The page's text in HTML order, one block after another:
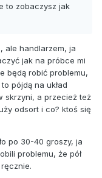
to zobaczysz jak
ale handlarzem, ja
jak na próbce mi
będą robić problemu,
pójdą na układ
skrzyni, a przecież też
odsort i co? ktoś się
po 30-40 groszy, ja
problemu, że pół